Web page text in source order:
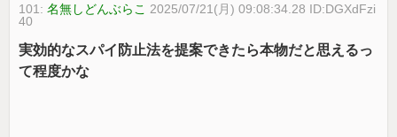
101:名無しどんぶらこ 2025/07/21(月) 09:08:34.28 ID:DGXdFzi
40
実効的なスパイ防止法を提案できたら本物だと思えるっ
て程度かな